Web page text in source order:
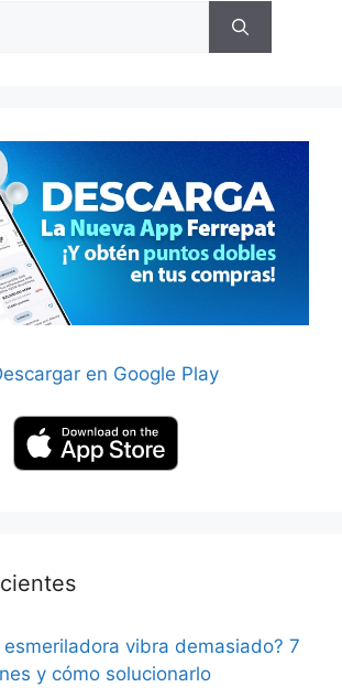
esmeriladora vibra demasiado? 7
y cómo solucionarlo